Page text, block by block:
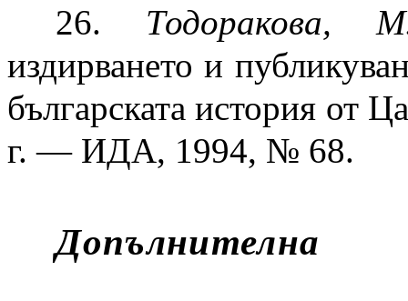
26. Тодоракова,
издирването и
българската история от
г. — ИДА, 1994, № 68.
Допълнителна